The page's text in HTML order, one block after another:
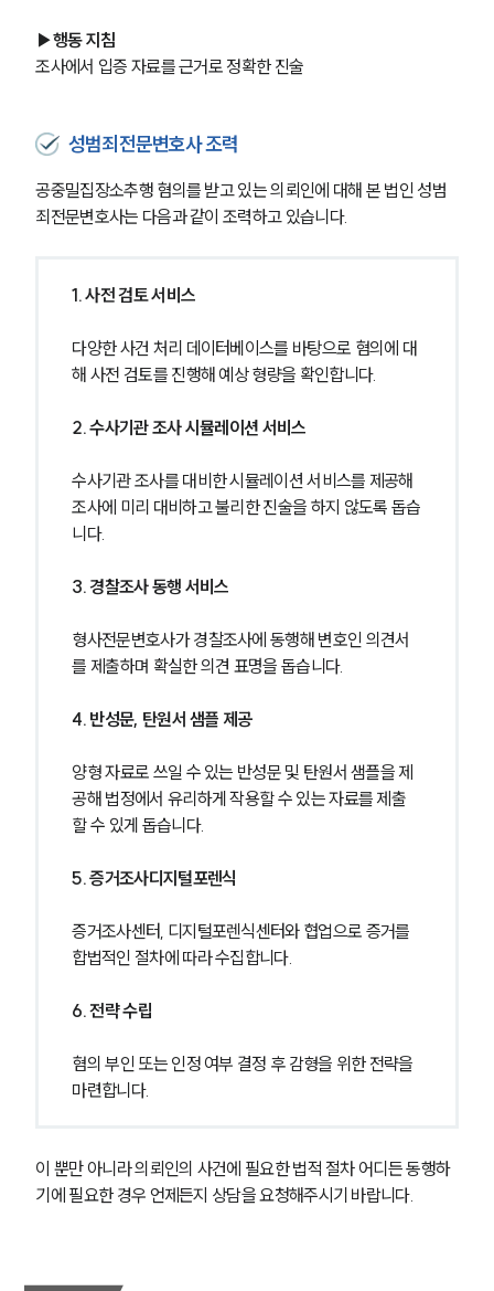
▶행동 지침
조사에서 입증 자료를 근거로 정확한 진술
성범죄전문변호사 조력
공중밀집장소추행 혐의를 받고 있는 의뢰인에 대해 본 법인 성범
죄전문변호사는 다음과 같이 조력하고 있습니다.
1. 사전 검토 서비스
다양한 사건 처리 데이터베이스를 바탕으로 혐의에 대
해 사전 검토를 진행해 예상 형량을 확인합니다.
2. 수사기관 조사 시뮬레이션 서비스
수사기관 조사를 대비한 시뮬레이션 서비스를 제공해
조사에 미리 대비하고 불리한 진술을 하지 않도록 돕습
니다.
3. 경찰조사 동행 서비스
형사전문변호사가 경찰조사에 동행해 변호인 의견서
를 제출하며 확실한 의견 표명을 돕습니다.
4. 반성문, 탄원서 샘플 제공
양형 자료로 쓰일 수 있는 반성문 및 탄원서 샘플을 제
공해 법정에서 유리하게 작용할 수 있는 자료를 제출
할 수 있게 돕습니다.
5. 증거조사디지털포렌식
증거조사센터, 디지털포렌식센터와 협업으로 증거를
합법적인 절차에 따라 수집합니다.
6. 전략 수립
혐의 부인 또는 인정 여부 결정 후 감형을 위한 전략을
마련합니다.
이 뿐만 아니라 의뢰인의 사건에 필요한 법적 절차 어디든 동행하
기에 필요한 경우 언제든지 상담을 요청해주시기 바랍니다.